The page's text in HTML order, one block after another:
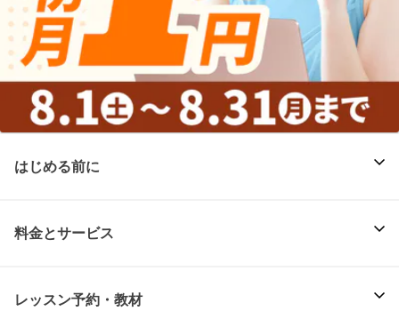
はじめる前に
料金とサービス
レッスン予約・教材